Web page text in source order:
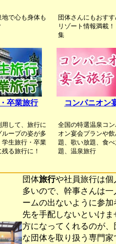
で心も身体も
団体さんにもおす
リゾート情報満載
集
卒業旅行
して、旅行に
ープの姿が多
学生旅行・卒業
る旅行に！
コンパニオン
全国の特選温泉コ
オン宴会プランや
題、歌い放題、食
題、温泉旅行
団体旅行や社員旅行は
多いので、幹事さんは
ームの出ないように参
先を手配しないといけ
方になってくれるのが
な団体を取り扱う専門